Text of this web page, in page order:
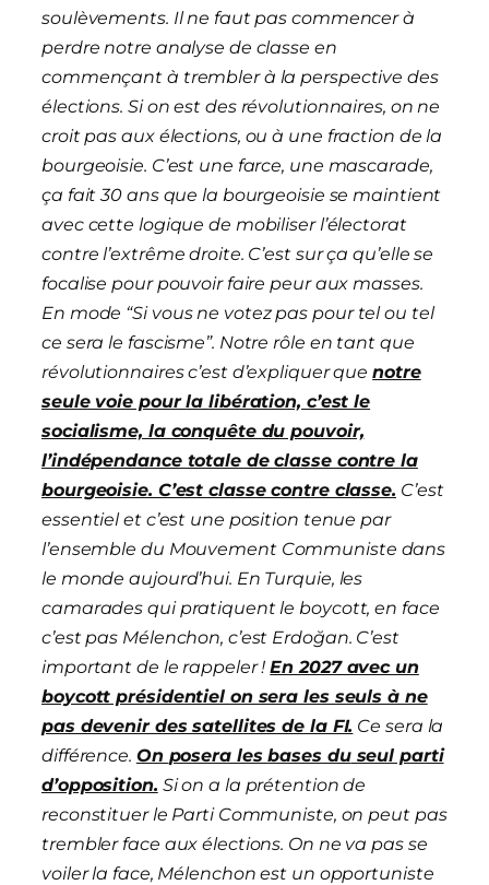
soulèvements. Il ne faut pas commencer à
perdre notre analyse de classe en
commençant à trembler à la perspective des
élections. Si on est des révolutionnaires, on ne
croit pas aux élections, ouà une fraction de la
bourgeoisie. C’est une farce, une mascarade,
ça fait 30 ans que la bourgeoisie se maintient
avec cette logique de mobiliser l’électorat
contre l’extrême droite. C’est sur ça qu’elle se
focalise pour pouvoir faire peur aux masses.
En mode “Si vous ne votez pas pour tel ou tel
ce sera le fascisme”. Notre rôle en tant que
révolutionnaires c’est d’expliquer quenotre
seule voie pour la libération, c’est le
socialisme, la conquête du pouvoir,
l’indépendance totale de classe contre la
bourgeoisie. C’est classe contre classe. C’est
essentiel et c’est une position tenue par
l’ensemble du Mouvement Communiste dans
le monde aujourd’hui. En Turquie, les
camarades qui pratiquent le boycott, en face
c’est pas Mélenchon, c’est Erdoğan. C’est
important de le rappeler !En 2027 avec un
boycott présidentiel on sera les seuls à ne
pas devenir des satellites de la FI. Ce sera la
différence. On posera les bases duseul parti
d’opposition. Si on a la prétention de
reconstituer le Parti Communiste, on peut pas
trembler face aux élections. On ne va pas se
voiler la face, Mélenchon est un opportuniste